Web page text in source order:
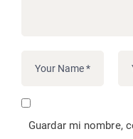
Guardar mi nombre,